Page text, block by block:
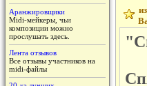
Аранжировщики
Midi-мейкеры, чьи
композиции можно
прослушать здесь.
Лента отзывов
Все отзывы участников на
midi-файлы